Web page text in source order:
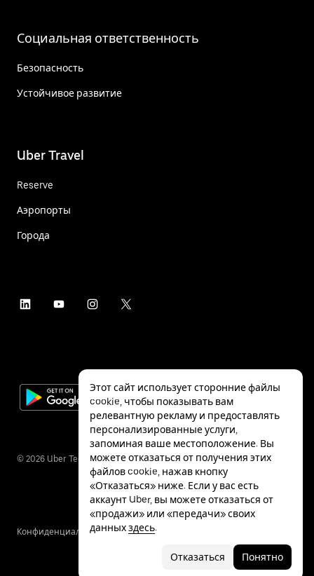
Социальная ответственность
Безопасность
Устойчивое развитие
Uber Travel
Reserve
Аэропорты
Города
© 2026 Uber Technologies Inc.
КонфиденциальностьСпециальные
Этот сайт использует сторонние файлы
cookie, чтобы показывать вам
релевантную рекламу и предоставлять
персонализированные услуги,
запоминая ваше местоположение. Вы
можете отказаться от получения этих
файлов cookie, нажав кнопку
«Отказаться» ниже. Если у вас есть
аккаунт Uber, вы можете отказаться от
«продажи» или «передачи» своих
данныхздесь.
Отказаться Понятно